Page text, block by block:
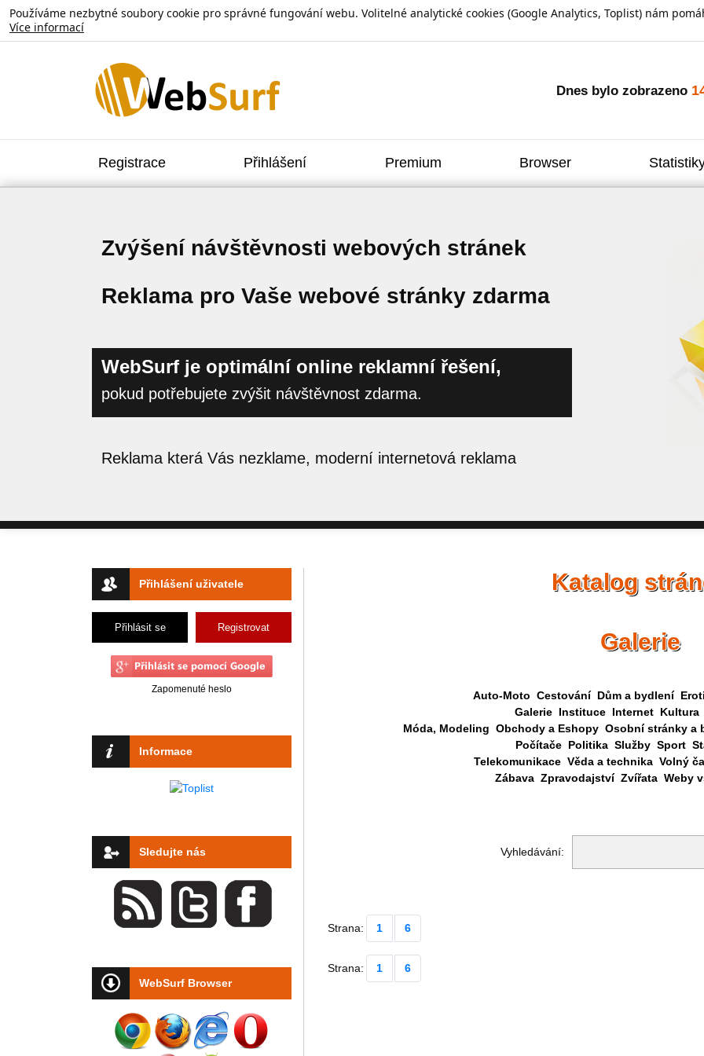
Používáme nezbytné soubory cookie pro správné fungování webu. Volitelné analytické cookies (Google Analytics, Toplist) nám
Více informací
Dnes bylo zobrazeno
Registrace Přihlášení Premium Browser
Zvýšení návštěvnosti webových stránek
Reklama pro Vaše webové stránky zdarma
WebSurf je optimální online reklamní řešení,
pokud potřebujete zvýšit návštěvnost zdarma.
Reklama která Vás nezklame, moderní internetová reklama
Přihlášení uživatele
Přihlásit se Registrovat
Zapomenuté heslo
Informace
Sledujte nás
WebSurf Browser
Katalog
Galerie
Auto-Moto Cestování Dům a bydlení
Galerie Instituce Internet Kultura
Móda, Modeling Obchody a Eshopy Osobní stránky a
Počítače Politika Služby Sport
Telekomunikace Věda a technika Volný
Zábava Zpravodajství Zvířata Weby
Vyhledávání:
Strana: 1 6
Strana: 1 6